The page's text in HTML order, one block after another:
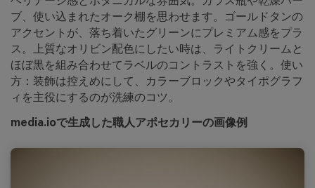
ブ、使い込まれたオーク棚を思わせます。ゴールドタンの
アクセントが、落ち着いたグリーンにプレミアム感をプラ
ス。上質なオリビン配色にしたい時は、ライトクリームと
ほぼ黒を組み合わせてラベルのコントラストを強く。使い
方：装飾は控えめにして、カラーブロックやタイポグラフ
ィを主役にするのが洗練のコツ。
media.ioで生成した職人アポセカリーの画像例